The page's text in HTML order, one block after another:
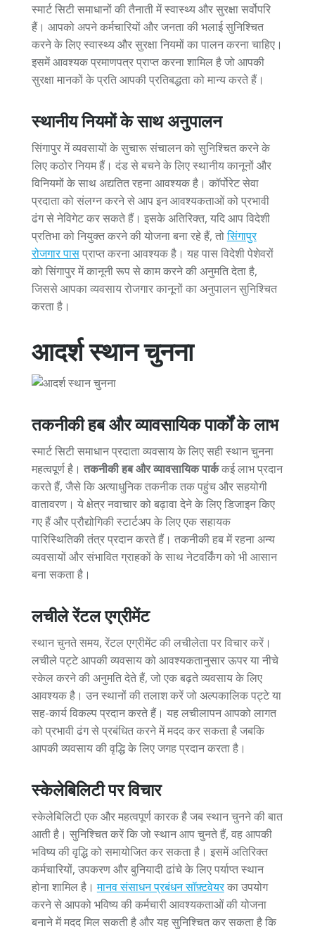
स्मार्ट सिटी समाधानों की तैनाती में स्वास्थ्य और सुरक्षा सर्वोपरि
हैं। आपको अपने कर्मचारियों और जनता की भलाई सुनिश्चित
करने के लिए स्वास्थ्य और सुरक्षा नियमों का पालन करना चाहिए।
इसमें आवश्यक प्रमाणपत्र प्राप्त करना शामिल है जो आपकी
सुरक्षा मानकों के प्रति आपकी प्रतिबद्धता को मान्य करते हैं।
स्थानीय नियमों के साथ अनुपालन
सिंगापुर में व्यवसायों के सुचारू संचालन को सुनिश्चित करने के
लिए कठोर नियम हैं। दंड से बचने के लिए स्थानीय कानूनों और
विनियमों के साथ अद्यतित रहना आवश्यक है। कॉर्पोरेट सेवा
प्रदाता को संलग्न करने से आप इन आवश्यकताओं को प्रभावी
ढंग से नेविगेट कर सकते हैं। इसके अतिरिक्त, यदि आप विदेशी
प्रतिभा को नियुक्त करने की योजना बना रहे हैं, तोसिंगापुर
रोजगार पासप्राप्त करना आवश्यक है। यह पास विदेशी पेशेवरों
को सिंगापुर में कानूनी रूप से काम करने की अनुमति देता है,
जिससे आपका व्यवसाय रोजगार कानूनों का अनुपालन सुनिश्चित
करता है।
आदर्श स्थान चुनना
तकनीकी हब और व्यावसायिक पार्कों के लाभ
स्मार्ट सिटी समाधान प्रदाता व्यवसाय के लिए सही स्थान चुनना
महत्वपूर्ण है।तकनीकी हब और व्यावसायिक पार्ककई लाभ प्रदान
करते हैं, जैसे कि अत्याधुनिक तकनीक तक पहुंच और सहयोगी
वातावरण। ये क्षेत्र नवाचार को बढ़ावा देने के लिए डिजाइन किए
गए हैं और प्रौद्योगिकी स्टार्टअप के लिए एक सहायक
पारिस्थितिकी तंत्र प्रदान करते हैं। तकनीकी हब में रहना अन्य
व्यवसायों और संभावित ग्राहकों के साथ नेटवर्किंग को भी आसान
बना सकता है।
लचीले रेंटल एग्रीमेंट
स्थान चुनते समय, रेंटल एग्रीमेंट की लचीलेता पर विचार करें।
लचीले पट्टे आपकी व्यवसाय को आवश्यकतानुसार ऊपर या नीचे
स्केल करने की अनुमति देते हैं, जो एक बढ़ते व्यवसाय के लिए
आवश्यक है। उन स्थानों की तलाश करें जो अल्पकालिक पट्टे या
सह-कार्य विकल्प प्रदान करते हैं। यह लचीलापन आपको लागत
को प्रभावी ढंग से प्रबंधित करने में मदद कर सकता है जबकि
आपकी व्यवसाय की वृद्धि के लिए जगह प्रदान करता है।
स्केलेबिलिटी पर विचार
स्केलेबिलिटी एक और महत्वपूर्ण कारक है जब स्थान चुनने की बात
आती है। सुनिश्चित करें कि जो स्थान आप चुनते हैं, वह आपकी
भविष्य की वृद्धि को समायोजित कर सकता है। इसमें अतिरिक्त
कर्मचारियों, उपकरण और बुनियादी ढांचे के लिए पर्याप्त स्थान
होना शामिल है।मानव संसाधन प्रबंधन सॉफ़्टवेयरका उपयोग
करने से आपको भविष्य की कर्मचारी आवश्यकताओं की योजना
बनाने में मदद मिल सकती है और यह सुनिश्चित कर सकता है कि